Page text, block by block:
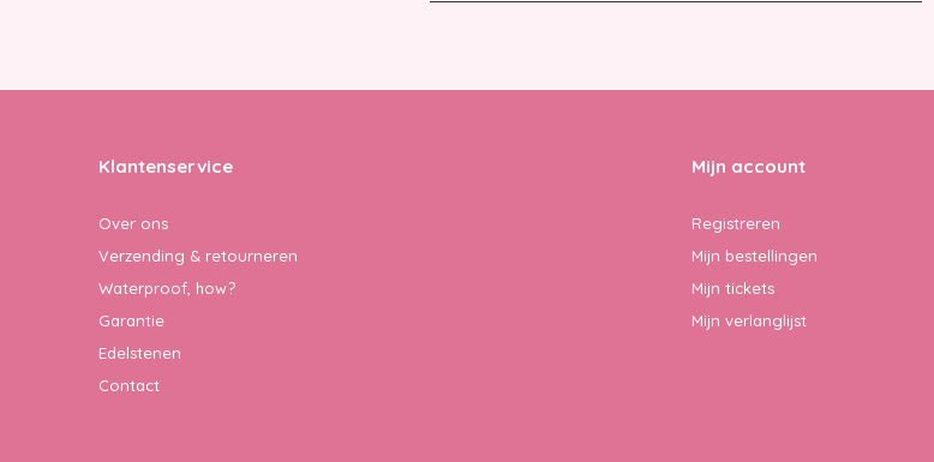
Klantenservice
Over ons
Verzending & retourneren
Waterproof, how?
Garantie
Edelstenen
Contact
Mijn account
Registreren
Mijn bestellingen
Mijn tickets
Mijn verlanglijst